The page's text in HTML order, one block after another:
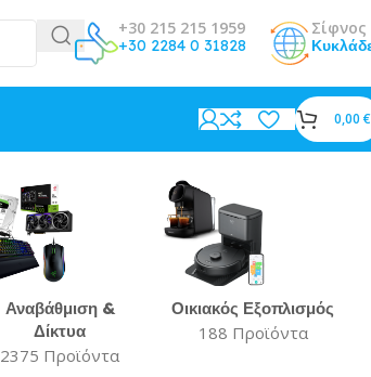
+30 215 215 1959
+30 2284 0 31828
Σίφνος
0,00 €
Αναβάθμιση &
Δίκτυα
2375 Προϊόντα
Οικιακός Εξοπλισμός
188 Προϊόντα